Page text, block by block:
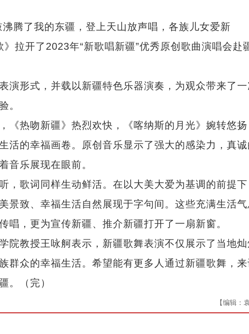
了我的东疆，登上天山放声唱，各族儿女爱新
拉开了2023年“新歌唱新疆”优秀原创歌曲演唱会赴
形式，并载以新疆特色乐器演奏，为观众带来了一
。
热吻新疆》热烈欢快，《喀纳斯的月光》婉转悠扬
活的幸福画卷。原创音乐显示了强大的感染力，真诚
音乐展现在眼前。
歌词同样生动鲜活。在以大美大爱为基调的前提下
景致、幸福生活自然展现于字句间。这些充满生活气
唱，更为宣传新疆、推介新疆打开了一扇新窗。
教授王咏舸表示，新疆歌舞表演不仅展示了当地灿
群众的幸福生活。希望能有更多人通过新疆歌舞，来
。（完）
【编辑：